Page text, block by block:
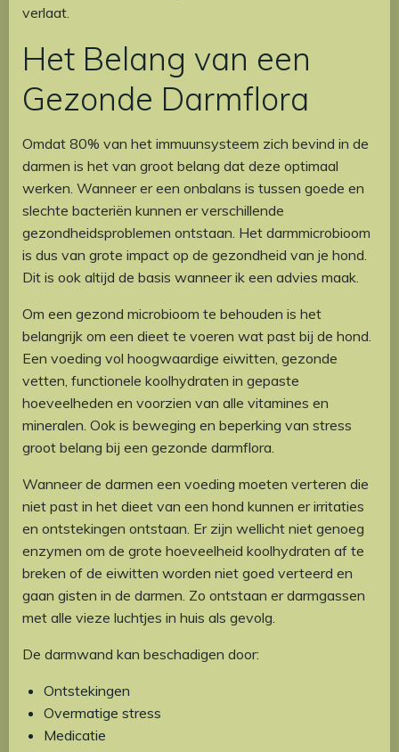
verlaat.
Het Belang van een
Gezonde Darmflora
Omdat 80% van het immuunsysteem zich bevind in de
darmen is het van groot belang dat deze optimaal
werken. Wanneer er een onbalans is tussen goede en
slechte bacteriën kunnen er verschillende
gezondheidsproblemen ontstaan. Het darmmicrobioom
is dus van grote impact op de gezondheid van je hond.
Dit is ook altijd de basis wanneer ik een advies maak.
Om een gezond microbioom te behouden is het
belangrijk om een dieet te voeren wat past bij de hond.
Een voeding vol hoogwaardige eiwitten, gezonde
vetten, functionele koolhydraten in gepaste
hoeveelheden en voorzien van alle vitamines en
mineralen. Ook is beweging en beperking van stress
groot belang bij een gezonde darmflora.
Wanneer de darmen een voeding moeten verteren die
niet past in het dieet van een hond kunnen er irritaties
en ontstekingen ontstaan. Er zijn wellicht niet genoeg
enzymen om de grote hoeveelheid koolhydraten af te
breken of de eiwitten worden niet goed verteerd en
gaan gisten in de darmen. Zo ontstaan er darmgassen
met alle vieze luchtjes in huis als gevolg.
De darmwand kan beschadigen door:
Ontstekingen
Overmatige stress
Medicatie